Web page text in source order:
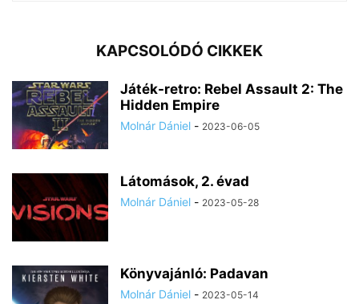
KAPCSOLÓDÓ CIKKEK
Játék-retro: Rebel Assault 2: The
Hidden Empire
Molnár Dániel - 2023-06-05
Látomások, 2. évad
Molnár Dániel - 2023-05-28
Könyvajánló: Padavan
Molnár Dániel - 2023-05-14